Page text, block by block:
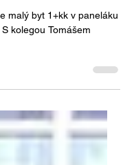
proměnu 1+kk
malý byt 1+kk v paneláku